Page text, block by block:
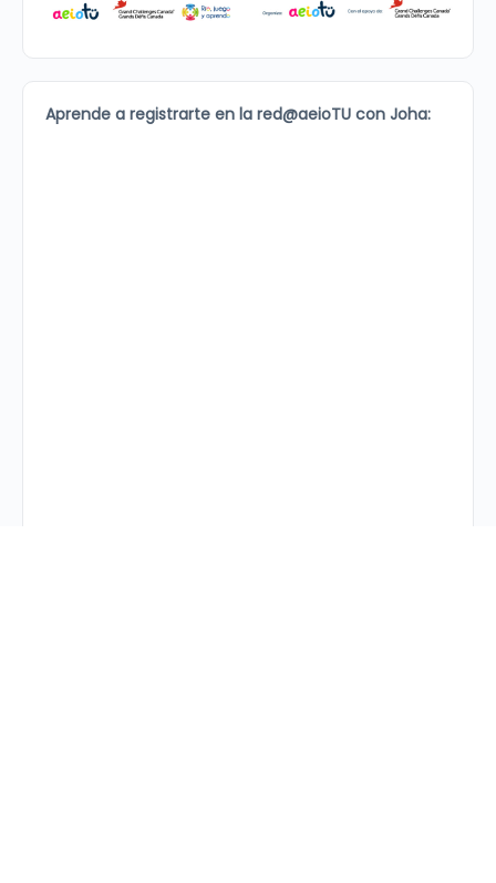
Aprende a registrarte en la red@aeioTU con Joha: